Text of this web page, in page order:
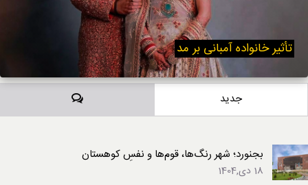
تأثیر خانواده آمبانی بر مد
جدید دیدگاه‌ها
بجنورد؛ شهر رنگ‌ها، قوم‌ها و نفسِ کوهستان
18 دی,1404